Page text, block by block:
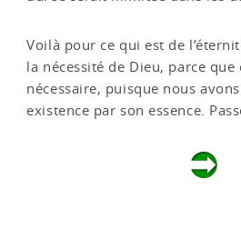
Voilà pour ce qui est de
la nécessité de Dieu, parce que
nécessaire, puisque nous
existence par son essence.